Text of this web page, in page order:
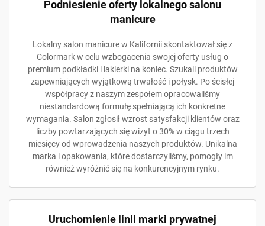
Podniesienie oferty lokalnego salonu
manicure
Lokalny salon manicure w Kalifornii skontaktował się z
Colormark w celu wzbogacenia swojej oferty usług o
premium podkładki i lakierki na koniec. Szukali produktów
zapewniających wyjątkową trwałość i połysk. Po ścisłej
współpracy z naszym zespołem opracowaliśmy
niestandardową formułę spełniającą ich konkretne
wymagania. Salon zgłosił wzrost satysfakcji klientów oraz
liczby powtarzających się wizyt o 30% w ciągu trzech
miesięcy od wprowadzenia naszych produktów. Unikalna
marka i opakowania, które dostarczyliśmy, pomogły im
również wyróżnić się na konkurencyjnym rynku.
Uruchomienie linii marki prywatnej